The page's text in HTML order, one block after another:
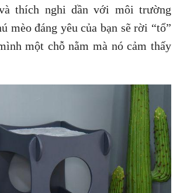
thích nghi dần với môi trường
mèo đáng yêu của bạn sẽ rời “tổ”
một chỗ nằm mà nó cảm thấy